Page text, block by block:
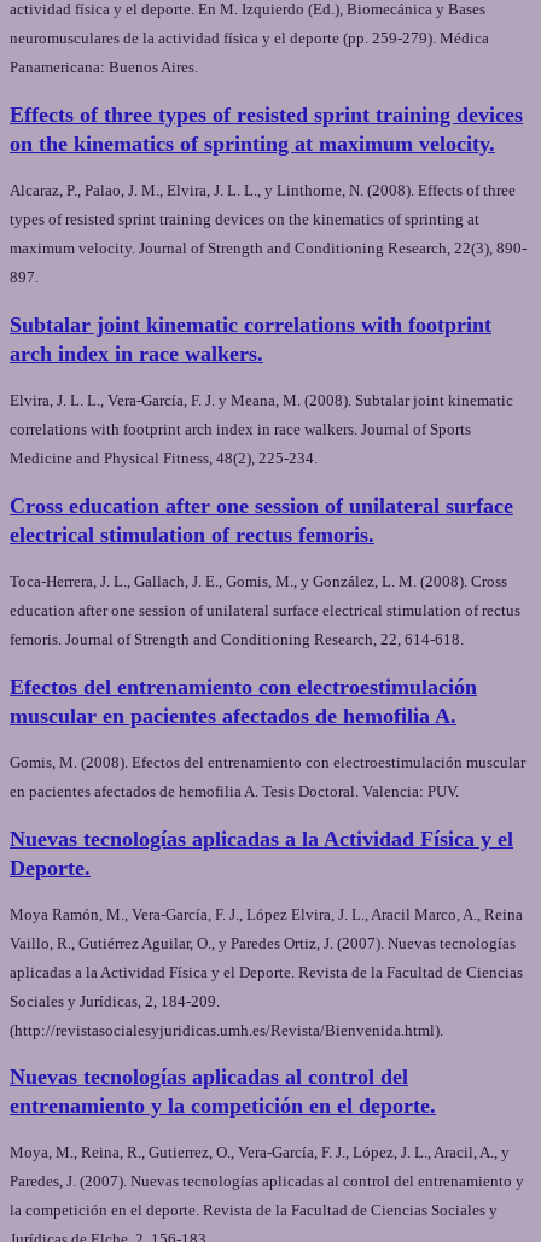
actividad física y el deporte. En M. Izquierdo (Ed.), Biomecánica y Bases
neuromusculares de la actividad física y el deporte (pp. 259-279). Médica
Panamericana: Buenos Aires.
Effects of three types of resisted sprint training devices
on the kinematics of sprinting at maximum velocity.
Alcaraz, P., Palao, J. M., Elvira, J. L. L., y Linthorne, N. (2008). Effects of three
types of resisted sprint training devices on the kinematics of sprinting at
maximum velocity. Journal of Strength and Conditioning Research, 22(3), 890-
897.
Subtalar joint kinematic correlations with footprint
arch index in race walkers.
Elvira, J. L. L., Vera-García, F. J. y Meana, M. (2008). Subtalar joint kinematic
correlations with footprint arch index in race walkers. Journal of Sports
Medicine and Physical Fitness, 48(2), 225-234.
Cross education after one session of unilateral surface
electrical stimulation of rectus femoris.
Toca-Herrera, J. L., Gallach, J. E., Gomis, M., y González, L. M. (2008). Cross
education after one session of unilateral surface electrical stimulation of rectus
femoris. Journal of Strength and Conditioning Research, 22, 614-618.
Efectos del entrenamiento con electroestimulación
muscular en pacientes afectados de hemofilia A.
Gomis, M. (2008). Efectos del entrenamiento con electroestimulación muscular
en pacientes afectados de hemofilia A. Tesis Doctoral. Valencia: PUV.
Nuevas tecnologías aplicadas a la Actividad Física y el
Deporte.
Moya Ramón, M., Vera-García, F. J., López Elvira, J. L., Aracil Marco, A., Reina
Vaillo, R., Gutiérrez Aguilar, O., y Paredes Ortiz, J. (2007). Nuevas tecnologías
aplicadas a la Actividad Física y el Deporte. Revista de la Facultad de Ciencias
Sociales y Jurídicas, 2, 184-209.
(http://revistasocialesyjuridicas.umh.es/Revista/Bienvenida.html).
Nuevas tecnologías aplicadas al control del
entrenamiento y la competición en el deporte.
Moya, M., Reina, R., Gutierrez, O., Vera-García, F. J., López, J. L., Aracil, A., y
Paredes, J. (2007). Nuevas tecnologías aplicadas al control del entrenamiento y
la competición en el deporte. Revista de la Facultad de Ciencias Sociales y